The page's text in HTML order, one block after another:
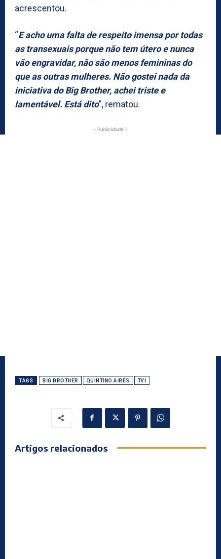
acrescentou.
“E acho uma falta de respeito imensa por todas
as transexuais porque não tem útero e nunca
vão engravidar, não são menos femininas do
que as outras mulheres. Não gostei nada da
iniciativa do Big Brother, achei triste e
lamentável. Está dito”, rematou.
- Publicidade -
TAGS BIG BROTHER QUINTINO AIRES TVI
Artigos relacionados